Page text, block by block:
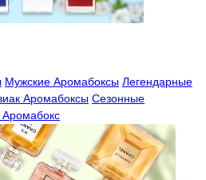
Мужские Аромабоксы Легендарные
Аромабоксы Сезонные
Аромабокс